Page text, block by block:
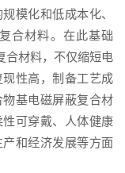
模化和低成本化、
合材料。在此基础
合材料，不仅缩短电
性高，制备工艺成
基电磁屏蔽复合材
可穿戴、人体健康
和经济发展等方面